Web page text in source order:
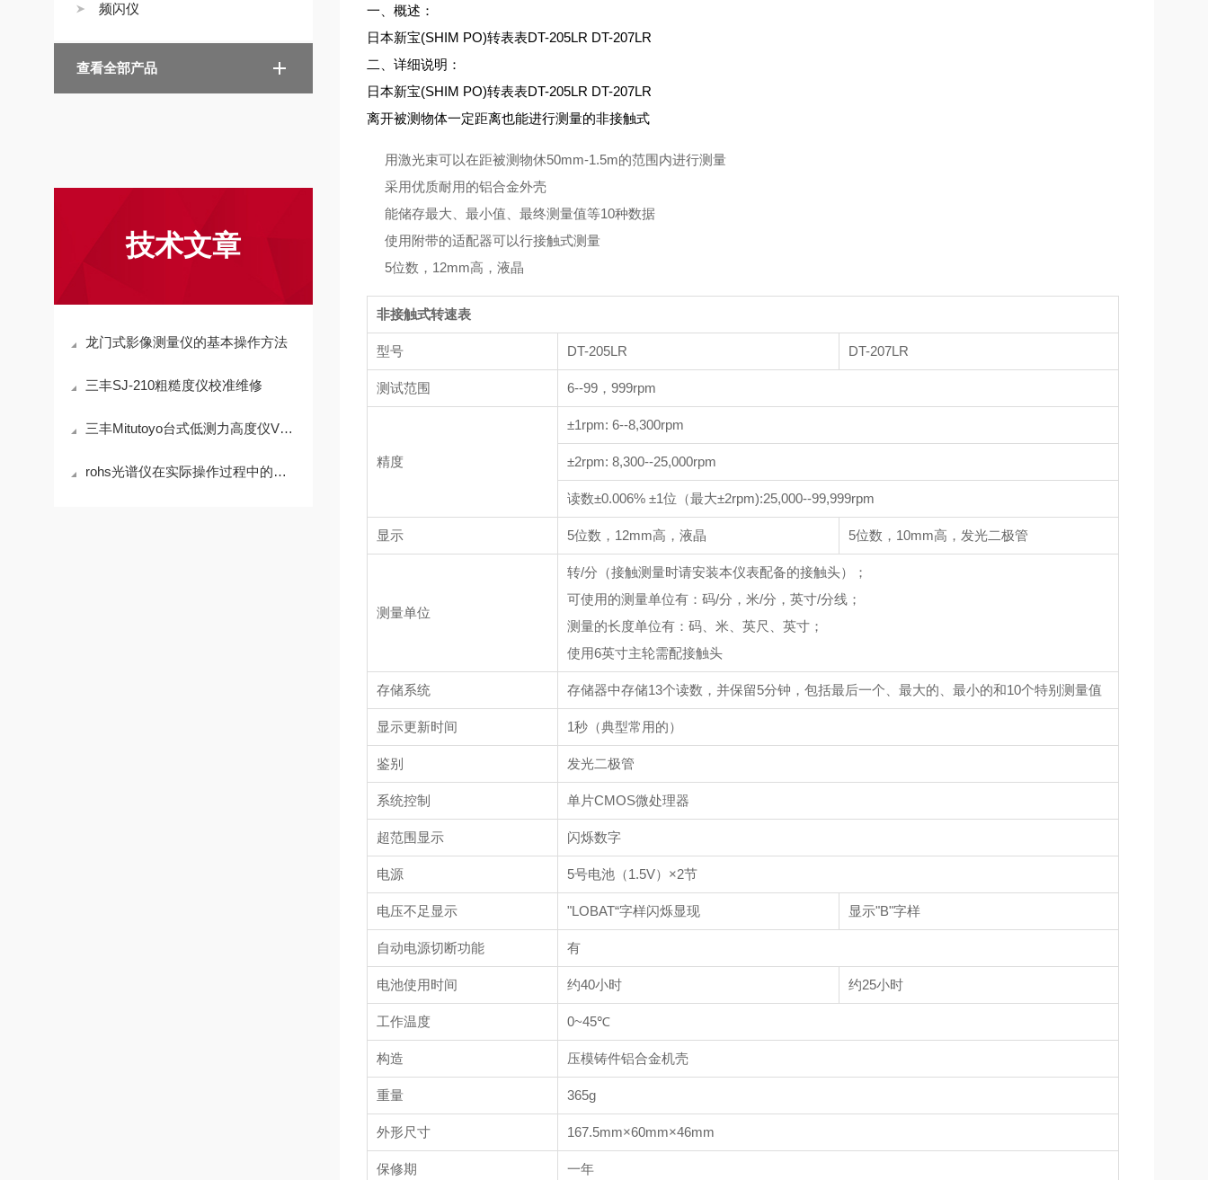
频闪仪
查看全部产品
技术文章
龙门式影像测量仪的基本操作方法
三丰SJ-210粗糙度仪校准维修
三丰Mitutoyo台式低测力高度仪VL-50S-B
rohs光谱仪在实际操作过程中的常见问题相应解决方法
一、概述：
日本新宝(SHIM PO)转表表DT-205LR DT-207LR
二、详细说明：
日本新宝(SHIM PO)转表表DT-205LR DT-207LR
离开被测物体一定距离也能进行测量的非接触式
用激光束可以在距被测物休50mm-1.5m的范围内进行测量
采用优质耐用的铝合金外壳
能储存最大、最小值、最终测量值等10种数据
使用附带的适配器可以行接触式测量
5位数，12mm高，液晶
非接触式转速表
型号 DT-205LR DT-207LR
测试范围 6--99，999rpm
精度
±1rpm: 6--8,300rpm
±2rpm: 8,300--25,000rpm
读数±0.006% ±1位（最大±2rpm):25,000--99,999rpm
显示 5位数，12mm高，液晶 5位数，10mm高，发光二极管
测量单位
转/分（接触测量时请安装本仪表配备的接触头）；
可使用的测量单位有：码/分，米/分，英寸/分线；
测量的长度单位有：码、米、英尺、英寸；
使用6英寸主轮需配接触头
存储系统 存储器中存储13个读数，并保留5分钟，包括最后一个、最大的、最小的和10个特别测量值
显示更新时间 1秒（典型常用的）
鉴别 发光二极管
系统控制 单片CMOS微处理器
超范围显示 闪烁数字
电源 5号电池（1.5V）×2节
电压不足显示 "LOBAT“字样闪烁显现 显示"B"字样
自动电源切断功能 有
电池使用时间 约40小时 约25小时
工作温度 0~45℃
构造 压模铸件铝合金机壳
重量 365g
外形尺寸 167.5mm×60mm×46mm
保修期 一年